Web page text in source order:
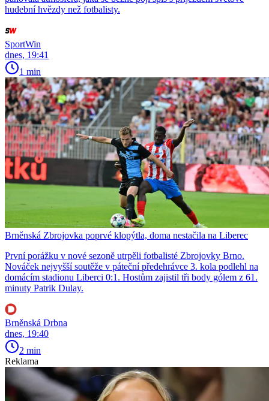
hudební hvězdy než fotbalisty.
SportWin
dnes, 19:41
1 min
Brněnská Zbrojovka poprvé klopýtla, doma nestačila na Liberec
První porážku v nové sezoně utrpěli fotbalisté Zbrojovky Brno.
Nováček nejvyšší soutěže v páteční předehrávce 3. kola podlehl na
domácím stadionu Liberci 0:1. Hostům zajistil tři body gólem z 61.
minuty Patrik Dulay.
Brněnská Drbna
dnes, 19:40
2 min
Reklama